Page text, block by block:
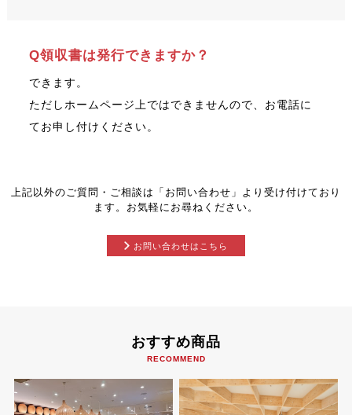
Q領収書は発行できますか？
できます。
ただしホームページ上ではできませんので、お電話に
てお申し付けください。
上記以外のご質問・ご相談は「お問い合わせ」より受け付けており
ます。お気軽にお尋ねください。
お問い合わせはこちら
おすすめ商品
RECOMMEND